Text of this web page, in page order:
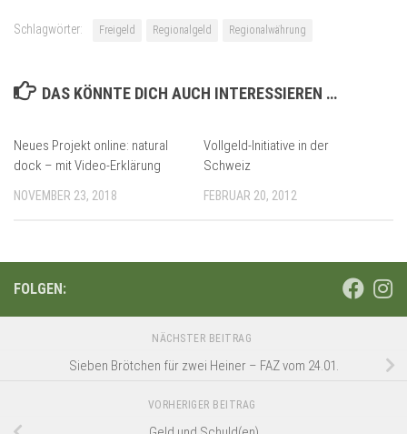
Schlagwörter: Freigeld Regionalgeld Regionalwährung
DAS KÖNNTE DICH AUCH INTERESSIEREN …
Neues Projekt online: natural
dock – mit Video-Erklärung
NOVEMBER 23, 2018
Vollgeld-Initiative in der
Schweiz
FEBRUAR 20, 2012
FOLGEN:
NÄCHSTER BEITRAG
Sieben Brötchen für zwei Heiner – FAZ vom 24.01.
VORHERIGER BEITRAG